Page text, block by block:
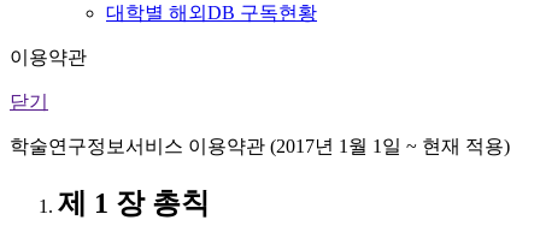
대학별 해외DB 구독현황
이용약관
닫기
학술연구정보서비스 이용약관 (2017년 1월 1일 ~ 현재 적용)
제 1 장 총칙